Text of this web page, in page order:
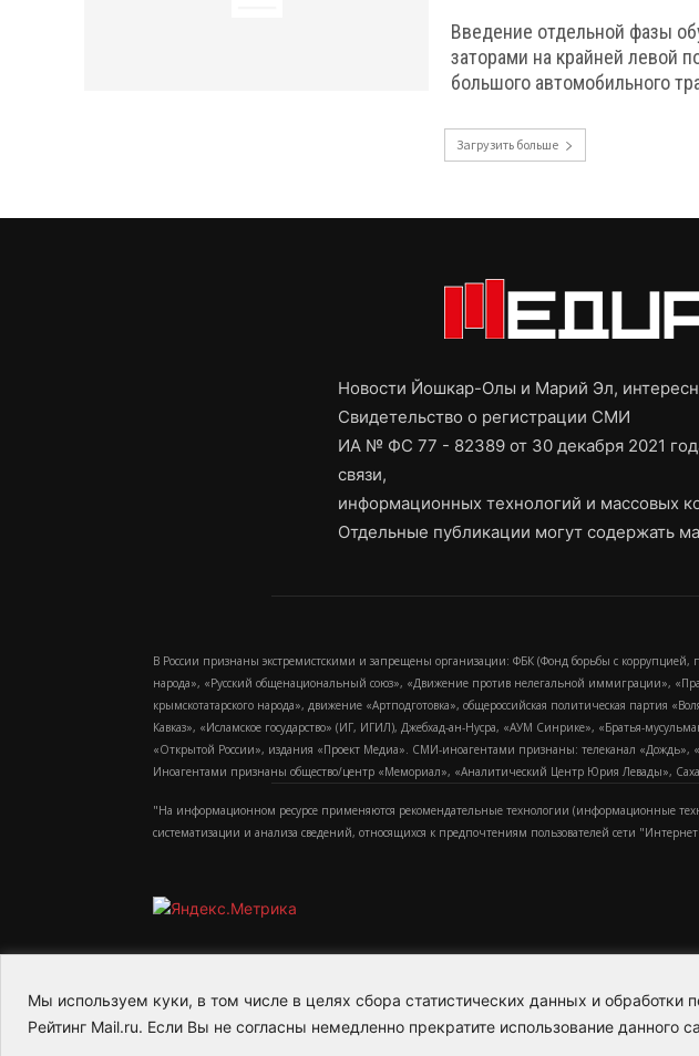
Мы используем куки, в том числе в целях сбора статистических данных и
Рейтинг Mail.ru. Если Вы не согласны немедленно прекратите использование данного
Введение отдельной фазы
заторами на крайней левой
большого автомобильного
Загрузить больше
Новости Йошкар-Олы и Марий Эл,
Свидетельство о регистрации СМИ
ИА № ФС 77 - 82389 от 30 декабря 2021
связи,
информационных технологий и массовых
Отдельные публикации могут содержать
В России признаны экстремистскими и запрещены организации: ФБК (Фонд борьбы с
народа», «Русский общенациональный союз», «Движение против нелегальной иммиграции»,
крымскотатарского народа», движение «Артподготовка», общероссийская политическая
Кавказ», «Исламское государство» (ИГ, ИГИЛ), Джебхад-ан-Нусра, «АУМ Синрике», «Братья-
«Открытой России», издания «Проект Медиа». СМИ-иноагентами признаны: телеканал
Иноагентами признаны общество/центр «Мемориал», «Аналитический Центр Юрия Левады»,
"На информационном ресурсе применяются рекомендательные технологии (информационные
систематизации и анализа сведений, относящихся к предпочтениям пользователей сети
2015-2026- Информационное агентство МедиаПоток